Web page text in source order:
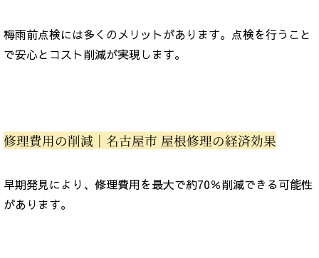
梅雨前点検には多くのメリットがあります。点検を行うこと
で安心とコスト削減が実現します。
修理費用の削減｜名古屋市 屋根修理の経済効果
早期発見により、修理費用を最大で約70％削減できる可能性
があります。